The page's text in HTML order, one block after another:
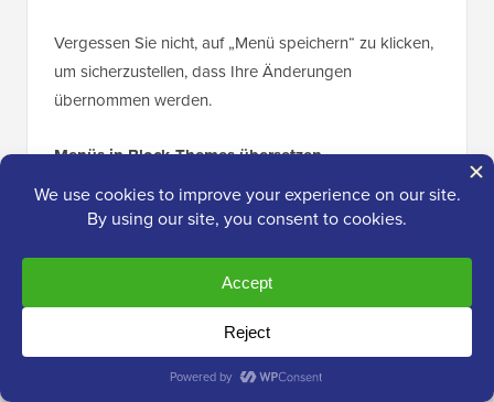
Vergessen Sie nicht, auf „Menü speichern“ zu klicken,
um sicherzustellen, dass Ihre Änderungen
übernommen werden.
Menüs in Block-Themes übersetzen
Wenn Sie mit einemBlock-Theme
arbeiten, können
Übersetzungsmanagement
„Vorlagenteile“ finden. Hier finden Sie alle Ihre Menüs.